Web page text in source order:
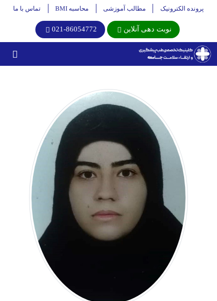
پرونده الکترونیک مطالب آموزشی محاسبه BMI تماس با ما
نوبت دهی آنلاین 021-86054772